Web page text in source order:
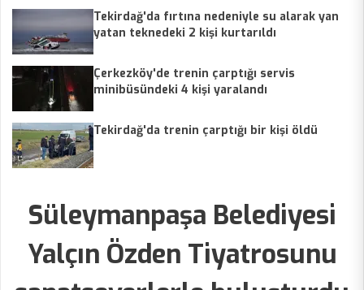
Tekirdağ'da fırtına nedeniyle su alarak yan
yatan teknedeki 2 kişi kurtarıldı
Çerkezköy'de trenin çarptığı servis
minibüsündeki 4 kişi yaralandı
Tekirdağ'da trenin çarptığı bir kişi öldü
Süleymanpaşa Belediyesi
Yalçın Özden Tiyatrosunu